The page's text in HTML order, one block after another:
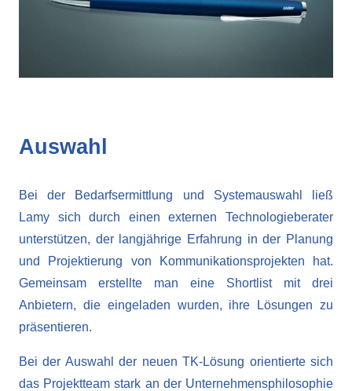
Auswahl
Bei der Bedarfsermittlung und Systemauswahl ließ
Lamy sich durch einen externen Technologieberater
unterstützen, der langjährige Erfahrung in der Planung
und Projektierung von Kommunikationsprojekten hat.
Gemeinsam erstellte man eine Shortlist mit drei
Anbietern, die eingeladen wurden, ihre Lösungen zu
präsentieren.
Bei der Auswahl der neuen TK-Lösung orientierte sich
das Projektteam stark an der Unternehmensphilosophie